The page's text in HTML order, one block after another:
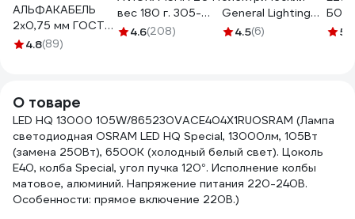
АЛЬФАКАБЕЛЬ
2х0,75 мм ГОСТ
100 м 05142
4.8(89)
вес 180 г. 305-
0654.6(208)
General Lighting
Systems GLH-
4.5(6)
5
О товаре
LED HQ 13000 105W/865230VACE404X1RUOSRAM (Лампа
светодиодная OSRAM LED HQ Special, 13000лм, 105Вт
(замена 250Вт), 6500К (холодный белый свет). Цоколь
E40, колба Special, угол пучка 120°. Исполнение колбы
матовое, алюминий. Напряжение питания 220-240В.
Особенности: прямое включение 220В.)